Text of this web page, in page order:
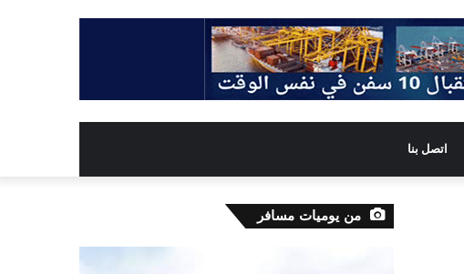
اتصل بنا
من يوميات مسافر